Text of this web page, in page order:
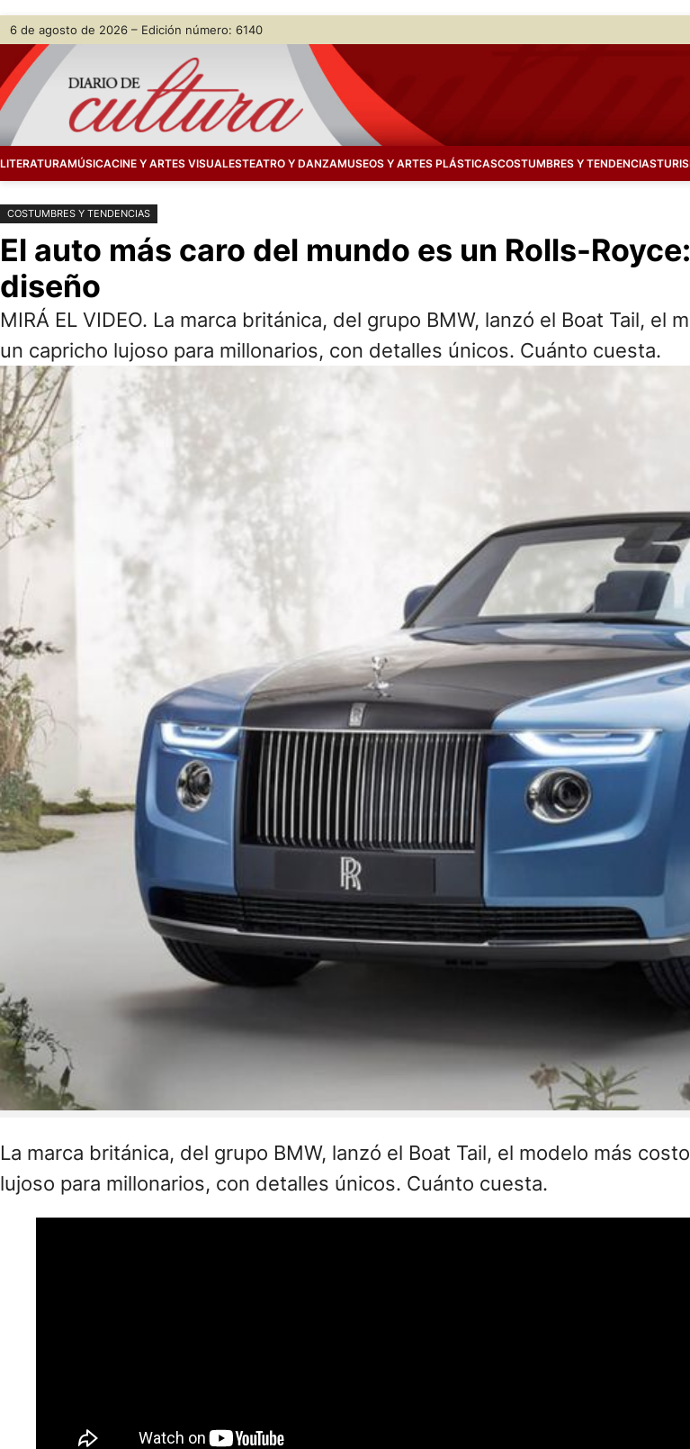
Saltar
contenido
Skip
content
6 de agosto de 2026 – Edición número: 6140
LITERATURAMÚSICACINE Y ARTES VISUALESTEATRO Y DANZAMUSEOS Y ARTES PLÁSTICASCOSTUMBRES Y TENDENCIAS
COSTUMBRES Y TENDENCIAS
El auto más caro del mundo es un Rolls-
diseño
MIRÁ EL VIDEO. La marca británica, del grupo BMW, lanzó el Boat Tail,
un capricho lujoso para millonarios, con detalles únicos. Cuánto cuesta.
La marca británica, del grupo BMW, lanzó el Boat Tail, el modelo más
lujoso para millonarios, con detalles únicos. Cuánto cuesta.